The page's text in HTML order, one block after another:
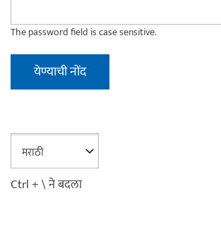
The password field is case sensitive.
Ctrl + \ ने बदला